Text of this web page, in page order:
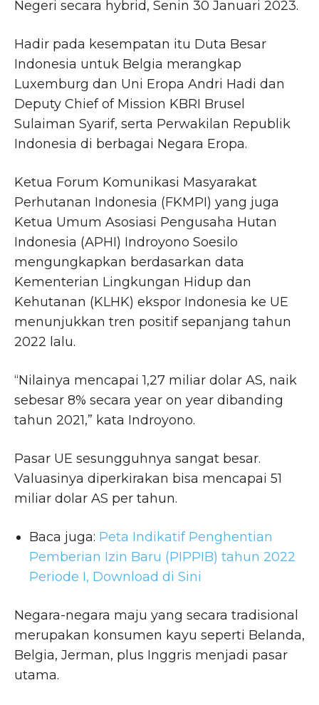
Negeri secara hybrid, Senin 30 Januari 2023.
Hadir pada kesempatan itu Duta Besar
Indonesia untuk Belgia merangkap
Luxemburg dan Uni Eropa Andri Hadi dan
Deputy Chief of Mission KBRI Brusel
Sulaiman Syarif, serta Perwakilan Republik
Indonesia di berbagai Negara Eropa.
Ketua Forum Komunikasi Masyarakat
Perhutanan Indonesia (FKMPI) yang juga
Ketua Umum Asosiasi Pengusaha Hutan
Indonesia (APHI) Indroyono Soesilo
mengungkapkan berdasarkan data
Kementerian Lingkungan Hidup dan
Kehutanan (KLHK) ekspor Indonesia ke UE
menunjukkan tren positif sepanjang tahun
2022 lalu.
“Nilainya mencapai 1,27 miliar dolar AS, naik
sebesar 8% secara year on year dibanding
tahun 2021,” kata Indroyono.
Pasar UE sesungguhnya sangat besar.
Valuasinya diperkirakan bisa mencapai 51
miliar dolar AS per tahun.
Baca juga: Peta Indikatif Penghentian
Pemberian Izin Baru (PIPPIB) tahun 2022
Periode I, Download di Sini
Negara-negara maju yang secara tradisional
merupakan konsumen kayu seperti Belanda,
Belgia, Jerman, plus Inggris menjadi pasar
utama.